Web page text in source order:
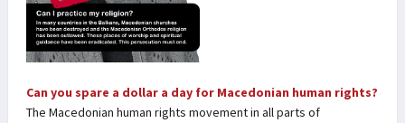
Can you spare a dollar a day for Macedonian human rights?
The Macedonian human rights movement in all parts of